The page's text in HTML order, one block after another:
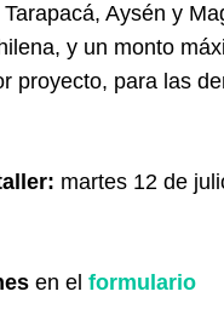
Aysén y
y un monto
proyecto, para las
martes 12 de
en el formulario